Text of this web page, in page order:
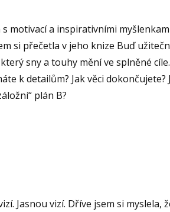
motivací a inspirativními
si přečetla v jeho knize Buď
sny a touhy mění ve splněné
k detailům? Jak věci dokončujete?
plán B?
Jasnou vizí. Dříve jsem si myslela,